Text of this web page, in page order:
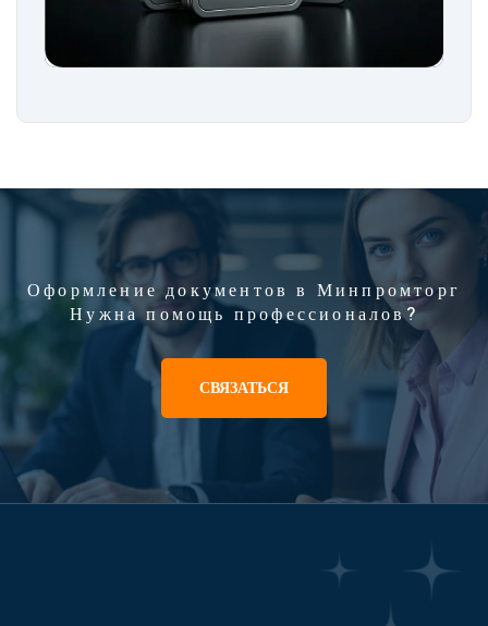
Оформление документов в Минпромторг
Нужна помощь профессионалов?
СВЯЗАТЬСЯ